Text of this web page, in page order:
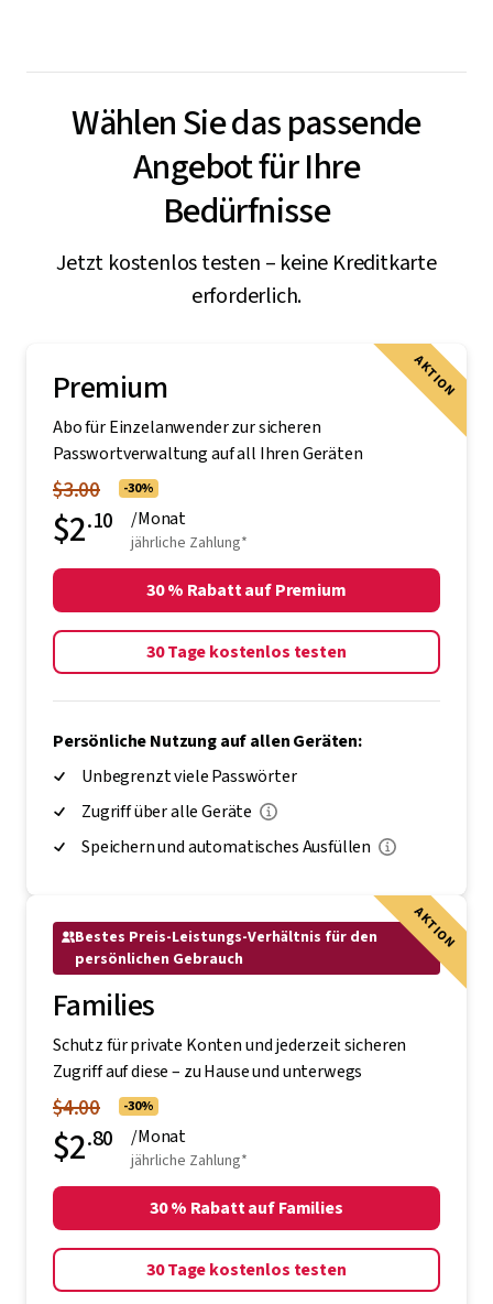
Wählen Sie das passende
Angebot für Ihre
Bedürfnisse
Jetzt kostenlos testen – keine Kreditkarte
erforderlich.
AKTION
Premium
Abo für Einzelanwender zur sicheren
Passwortverwaltung auf all Ihren Geräten
$3.00 -30%
$2.10 /Monat
jährliche Zahlung*
30 % Rabatt auf Premium
30 Tage kostenlos testen
Persönliche Nutzung auf allen Geräten:
Unbegrenzt viele Passwörter
Zugriff über alle Geräte
Speichern und automatisches Ausfüllen
AKTION
Bestes Preis-Leistungs-Verhältnis für den
persönlichen Gebrauch
Families
Schutz für private Konten und jederzeit sicheren
Zugriff auf diese – zu Hause und unterwegs
$4.00 -30%
$2.80 /Monat
jährliche Zahlung*
30 % Rabatt auf Families
30 Tage kostenlos testen